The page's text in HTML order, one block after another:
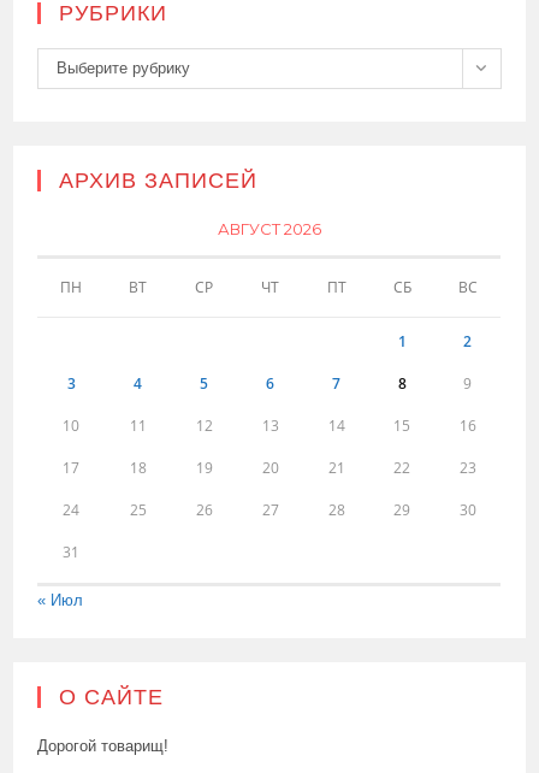
РУБРИКИ
Рубрики
Выберите рубрику
АРХИВ ЗАПИСЕЙ
АВГУСТ 2026
ПН ВТ СР ЧТ ПТ СБ ВС
1 2
3 4 5 6 7 8 9
10 11 12 13 14 15 16
17 18 19 20 21 22 23
24 25 26 27 28 29 30
31
« Июл
О САЙТЕ
Дорогой товарищ!